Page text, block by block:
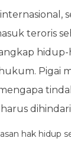
teroris
hidup-
Pigai
hak hidup